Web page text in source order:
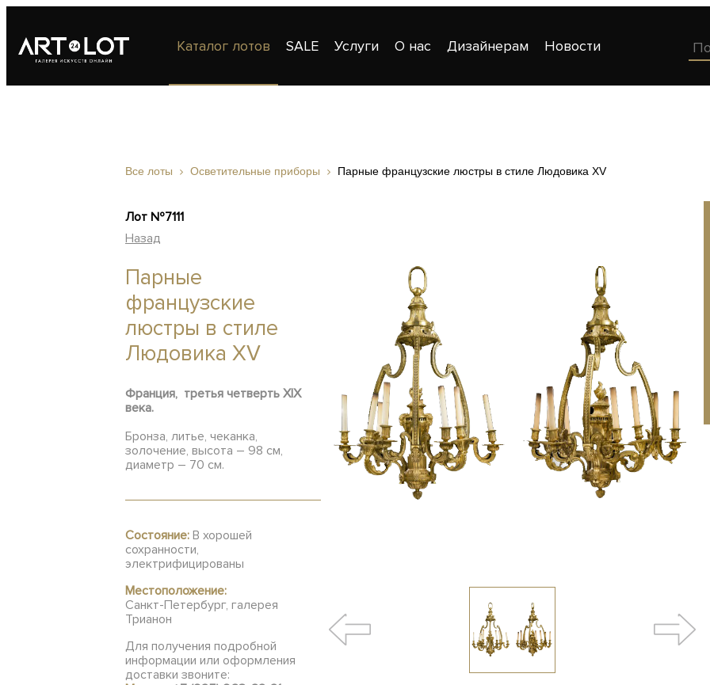
Каталог лотов SALE Услуги О нас Дизайнерам Новости
Все лоты Осветительные приборы Парные французские люстры в стиле Людовика XV
Лот №7111
Назад
Парные
французские
люстры в стиле
Людовика XV
Франция, третья четверть XIX
века.
Бронза, литье, чеканка,
золочение, высота – 98 см,
диаметр – 70 см.
Состояние: В хорошей
сохранности,
электрифицированы
Местоположение:
Санкт-Петербург, галерея
Трианон
Для получения подробной
информации или оформления
доставки звоните: